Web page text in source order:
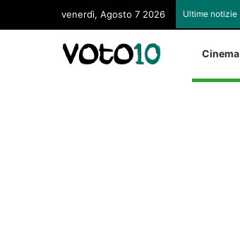
venerdì, Agosto 7 2026 Ultime notizie
Cinema